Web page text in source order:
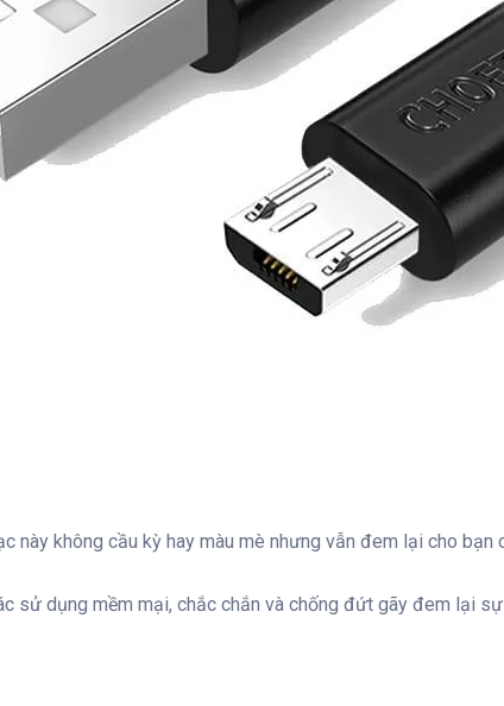
này không cầu kỳ hay màu mè nhưng vẫn đem lại cho
sử dụng mềm mại, chắc chắn và chống đứt gãy đem lại sự